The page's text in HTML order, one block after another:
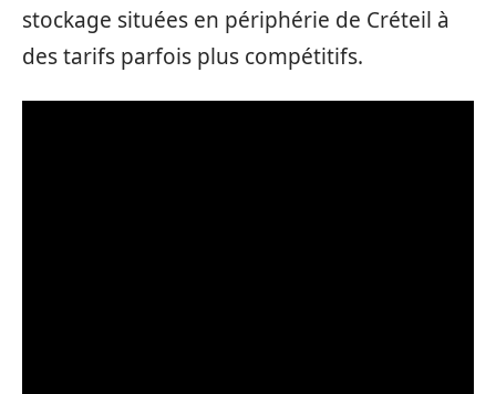
stockage situées en périphérie de Créteil à
des tarifs parfois plus compétitifs.